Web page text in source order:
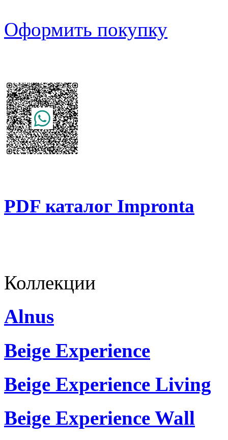
Оформить покупку
PDF каталог Impronta
Коллекции
Alnus
Beige Experience
Beige Experience Living
Beige Experience Wall